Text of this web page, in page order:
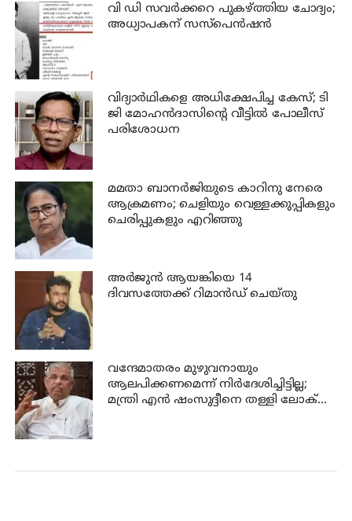
വി ഡി സവര്‍ക്കറെ പുകഴ്ത്തിയ ചോദ്യം;
അധ്യാപകന് സസ്പെന്‍ഷന്‍
വിദ്യാര്‍ഥികളെ അധിക്ഷേപിച്ച കേസ്; ടി
ജി മോഹന്‍ദാസിന്റെ വീട്ടില്‍ പോലീസ്
പരിശോധന
മമതാ ബാനർജിയുടെ കാറിനു നേരെ
ആക്രമണം; ചെളിയും വെള്ളക്കുപ്പികളും
ചെരിപ്പുകളും എറിഞ്ഞു
അര്‍ജുന്‍ ആയങ്കിയെ 14
ദിവസത്തേക്ക് റിമാൻഡ് ചെയ്തു
വന്ദേമാതരം മുഴുവനായും
ആലപിക്കണമെന്ന് നിര്‍ദേശിച്ചിട്ടില്ല;
മന്ത്രി എന്‍ ഷംസുദ്ദീനെ തള്ളി ലോക്